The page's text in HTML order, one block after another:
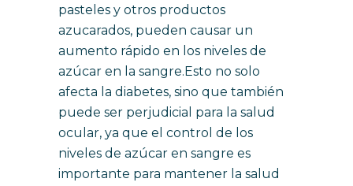
pasteles y otros productos
azucarados, pueden causar un
aumento rápido en los niveles de
azúcar en la sangre.Esto no solo
afecta la diabetes, sino que también
puede ser perjudicial para la salud
ocular, ya que el control de los
niveles de azúcar en sangre es
importante para mantener la salud